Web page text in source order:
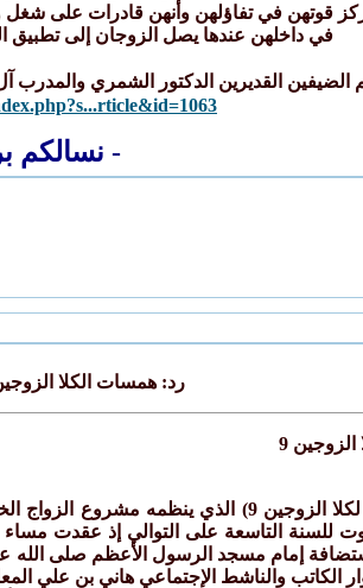
قوتهن في تفاؤلهن وأنهن قادرات على شغل
في داخلهن عندها يصل الزوجان إلى تطبيق
الضيفين القديرين الدكتور الشمري
- نسالكم
رد: همسات الكلا
9
تتواصل فعاليات برنامج (همسات لكلا
إمام مسجد الرسول الأعظم صلى الله
الكاتب والناشط الإجتماعي هاني بن علي